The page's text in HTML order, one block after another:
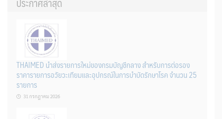
THAIMED นำส่งรายการใหม่ของกรมบัญชีกลาง สำหรับการต่อรอง
ราคารายการอวัยวะเทียมและอุปกรณ์ในการบำบัดรักษาโรค จำนวน 25
รายการ
31 กรกฎาคม 2026